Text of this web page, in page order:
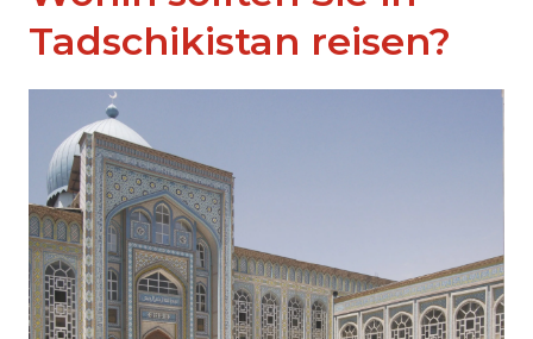
Tadschikistan reisen?